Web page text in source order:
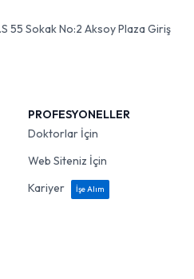
55 Sokak No:2 Aksoy Plaza Giriş
PROFESYONELLER
Doktorlar İçin
Web Siteniz İçin
Kariyer
İşe Alım